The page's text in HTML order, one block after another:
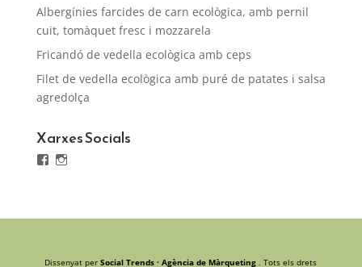
Albergínies farcides de carn ecològica, amb pernil
cuit, tomàquet fresc i mozzarela
Fricandó de vedella ecològica amb ceps
Filet de vedella ecològica amb puré de patates i salsa
agredolça
Xarxes Socials
Facebook
Instagram
Dissenyat perSocial Trends · Agència de Màrqueting . Tots els drets